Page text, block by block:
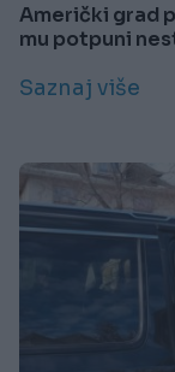
Američki grad
mu potpuni
Saznaj više